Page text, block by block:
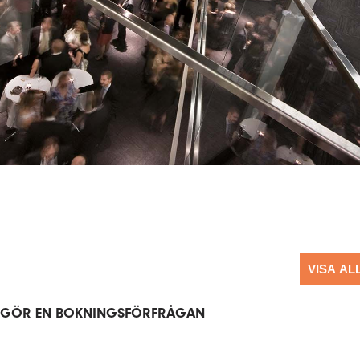
VISA
GÖR EN BOKNINGSFÖRFRÅGAN